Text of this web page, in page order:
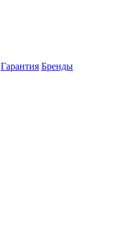
Гарантия Бренды